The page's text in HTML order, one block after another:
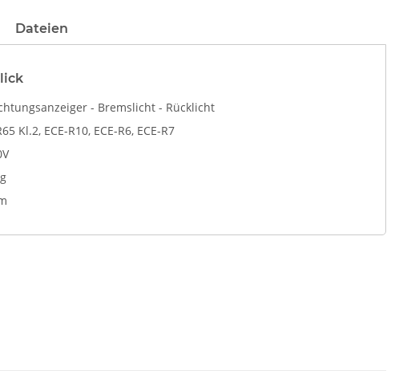
Dateien
- Bremslicht - Rücklicht
Kl.2, ECE-R10, ECE-R6, ECE-R7